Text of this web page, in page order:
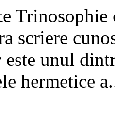
scriere
este unul
hermetice